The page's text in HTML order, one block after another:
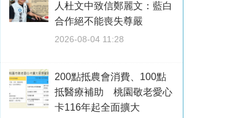
人杜文中致信鄭麗文：藍白
合作絕不能喪失尊嚴
2026-08-04 11:28
200點抵農會消費、100點
抵醫療補助 桃園敬老愛心
卡116年起全面擴大